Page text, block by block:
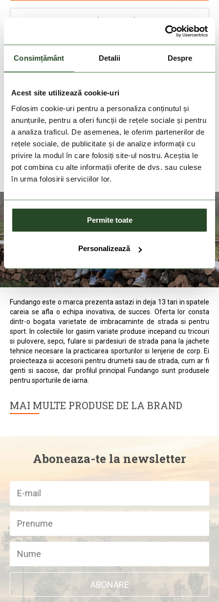
Consimțământ Detalii Despre
Acest site utilizează cookie-uri
Folosim cookie-uri pentru a personaliza conținutul și
anunțurile, pentru a oferi funcții de rețele sociale și pentru
a analiza traficul. De asemenea, le oferim partenerilor de
rețele sociale, de publicitate și de analize informații cu
privire la modul în care folosiți site-ul nostru. Aceștia le
pot combina cu alte informații oferite de dvs. sau culese
în urma folosirii serviciilor lor.
Permite toate
Personalizează
DESCRIEREA PRODUSULUI
DETALII PRODUS
Vedeti stocul
30 zile retur
200 Lei
Fundango este o marca prezenta astazi in deja 13 tari in spatele
careia se afla o echipa inovativa, de succes. Oferta lor consta
dintr-o bogata varietate de imbracaminte de strada si pentru
sport. In colectiile lor gasim variate produse incepand cu tricouri
si pulovere, sepci, fulare si pardesiuri de strada pana la jachete
tehnice necesare la practicarea sporturilor si lenjerie de corp. Ei
proiecteaza si accesorii pentru drumetii sau de strada, cum ar fi
genti si sacose, dar profilul principal Fundango sunt produsele
pentru sporturile de iarna.
MAI MULTE PRODUSE DE LA BRAND
Aboneaza-te la newsletter
ABONARE